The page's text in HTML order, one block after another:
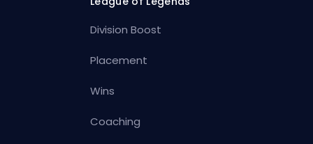
Division Boost
Placement
Wins
Coaching